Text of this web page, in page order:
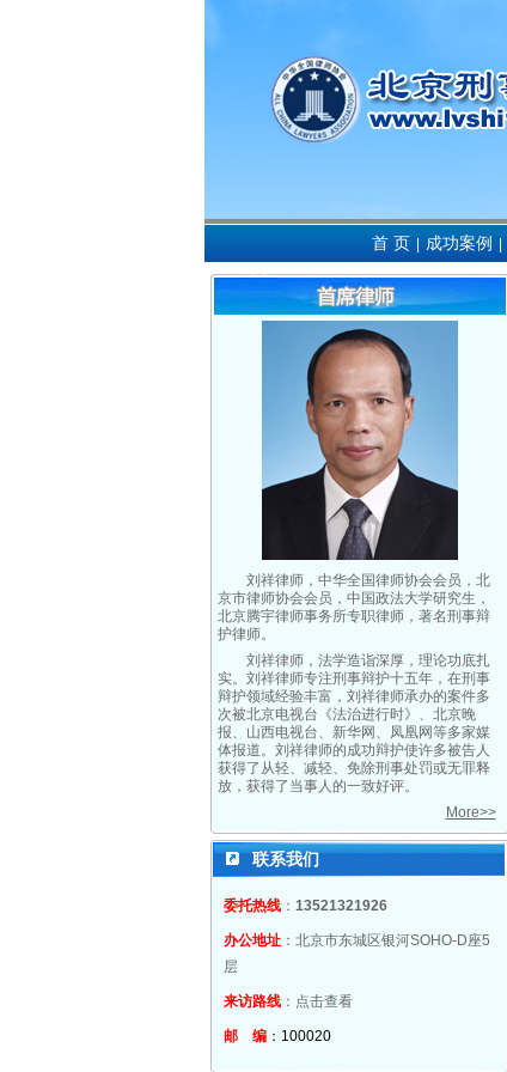
首 页 成功案例
刘祥律师，中华全国律师协会会员，北
京市律师协会会员，中国政法大学研究生，
北京腾宇律师事务所专职律师，著名刑事辩
护律师。
刘祥律师，法学造诣深厚，理论功底扎
实。刘祥律师专注刑事辩护十五年，在刑事
辩护领域经验丰富，刘祥律师承办的案件多
次被北京电视台《法治进行时》、北京晚
报、山西电视台、新华网、凤凰网等多家媒
体报道。刘祥律师的成功辩护使许多被告人
获得了从轻、减轻、免除刑事处罚或无罪释
放，获得了当事人的一致好评。
More>>
联系我们
委托热线： 13521321926
办公地址：北京市东城区银河SOHO-D座5
层
来访路线： 点击查看
邮 编：100020